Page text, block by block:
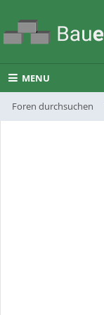
MENU
Foren durchsuchen